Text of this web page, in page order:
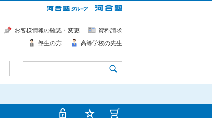
お客様情報の確認・変更
資料請求
塾生の方
高等学校の先生